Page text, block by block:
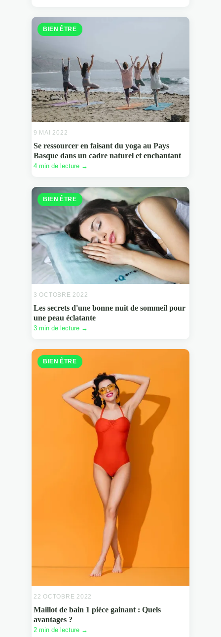
BIEN ÊTRE
9 MAI 2022
Se ressourcer en faisant du yoga au Pays
Basque dans un cadre naturel et enchantant
4 min de lecture →
BIEN ÊTRE
3 OCTOBRE 2022
Les secrets d'une bonne nuit de sommeil pour
une peau éclatante
3 min de lecture →
BIEN ÊTRE
22 OCTOBRE 2022
Maillot de bain 1 pièce gainant : Quels
avantages ?
2 min de lecture →